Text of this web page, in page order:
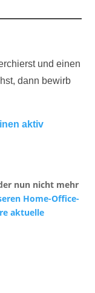
und einen
dann bewirb
aktiv
nun nicht mehr
Home-Office-
aktuelle